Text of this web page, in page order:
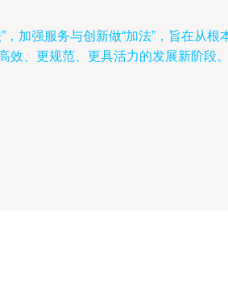
加强服务与创新做“加法”，旨在从根
、更规范、更具活力的发展新阶段。